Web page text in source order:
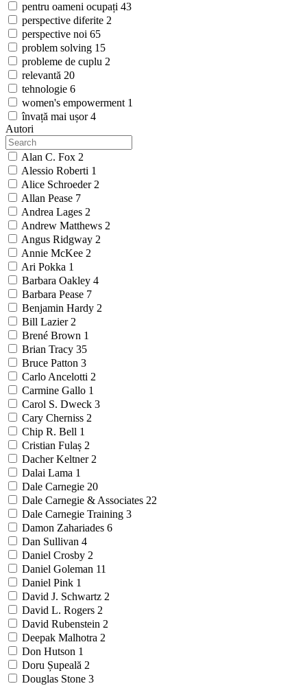
pentru oameni ocupați 43
perspective diferite 2
perspective noi 65
problem solving 15
probleme de cuplu 2
relevantă 20
tehnologie 6
women's empowerment 1
învață mai ușor4
Autori
Alan C. Fox 2
Alessio Roberti 1
Alice Schroeder 2
Allan Pease 7
Andrea Lages 2
Andrew Matthews 2
Angus Ridgway 2
Annie McKee 2
Ari Pokka 1
Barbara Oakley 4
Barbara Pease 7
Benjamin Hardy 2
Bill Lazier 2
Brené Brown 1
Brian Tracy 35
Bruce Patton 3
Carlo Ancelotti 2
Carmine Gallo 1
Carol S. Dweck 3
Cary Cherniss 2
Chip R. Bell 1
Cristian Fulaș 2
Dacher Keltner 2
Dalai Lama 1
Dale Carnegie 20
Dale Carnegie & Associates 22
Dale Carnegie Training 3
Damon Zahariades 6
Dan Sullivan 4
Daniel Crosby 2
Daniel Goleman 11
Daniel Pink 1
David J. Schwartz 2
David L. Rogers 2
David Rubenstein 2
Deepak Malhotra 2
Don Hutson 1
Doru Șupeală 2
Douglas Stone 3